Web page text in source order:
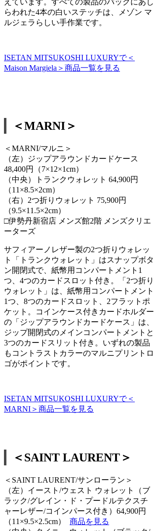
らわれた4本の白いステッチは、メゾン マ
ルジェラらしい手作業です。
ISETAN MITSUKOSHI LUXURYで＜
Maison Margiela＞商品一覧を見る
＜MARNI＞
＜MARNI/マルニ＞
（左）ジップアラウンドカードケース
48,400円（7×12×1cm）
（中央）トランクウォレット 64,900円
（11×8.5×2cm）
（右）2つ折りウォレット 75,900円
（9.5×11.5×2cm）
□伊勢丹新宿店 メンズ館2階 メンズクリエ
ーターズ
サフィアーノレザー製の2つ折りウォレッ
ト「トランクウォレット」はスナップボタ
ン開閉式で、紙幣用コンパートメント1
つ、4つのカードスロット付き。「2つ折り
ウォレット」は、紙幣用コンパートメント
1つ、8つのカードスロット、2フラットポ
ケット。コインケース付きカードホルダー
の「ジップアラウンドカードケース」は、
ジップ開閉式のメインコンパートメントと
3つのカードスリット付き。いずれの製品
もコントラストカラーのマルニプリントロ
ゴがポイントです。
ISETAN MITSUKOSHI LUXURYで＜
MARNI＞商品一覧を見る
＜SAINT LAURENT＞
＜SAINT LAURENT/サンローラン＞
（左）イースト/ウェスト ウォレット（ブ
ラック/グレイン・ド・プードルテクスチ
ャーレザー/コインパース付き）64,900円
（11×9.5×2.5cm） 商品を見る